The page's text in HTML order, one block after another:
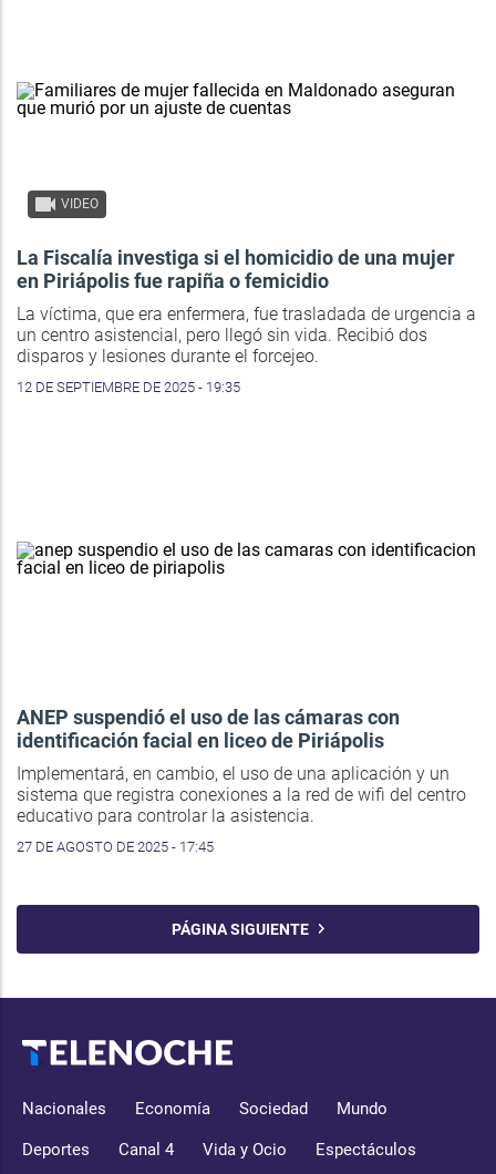
VIDEO
La Fiscalía investiga si el homicidio de una mujer
en Piriápolis fue rapiña o femicidio
La víctima, que era enfermera, fue trasladada de urgencia a
un centro asistencial, pero llegó sin vida. Recibió dos
disparos y lesiones durante el forcejeo.
12 DE SEPTIEMBRE DE 2025 - 19:35
ANEP suspendió el uso de las cámaras con
identificación facial en liceo de Piriápolis
Implementará, en cambio, el uso de una aplicación y un
sistema que registra conexiones a la red de wifi del centro
educativo para controlar la asistencia.
27 DE AGOSTO DE 2025 - 17:45
PÁGINA SIGUIENTE
Nacionales Economía Sociedad Mundo
Deportes Canal 4 Vida y Ocio Espectáculos